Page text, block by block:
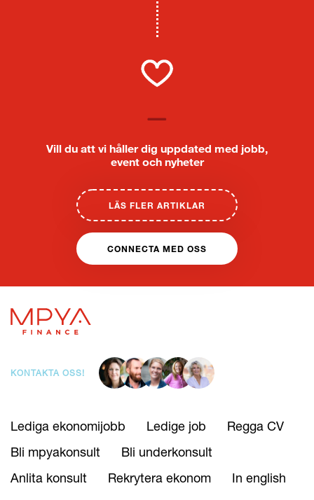
Vill du att vi håller dig uppdated med jobb,
event och nyheter
LÄS FLER ARTIKLAR
CONNECTA MED OSS
Lediga ekonomijobb Ledige job
Regga CV
Bli mpyakonsult
Bli underkonsult
Anlita konsult
Rekrytera ekonom In english
KONTAKTA OSS!